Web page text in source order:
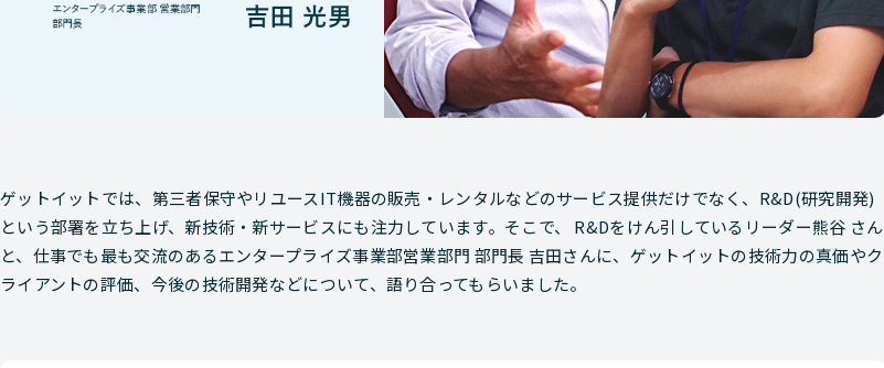
ゲットイットでは、第三者保守やリユースIT機器の販売・レンタルなどのサービス提供だけでなく、R&D(研究開発)
という部署を立ち上げ、新技術・新サービスにも注力しています。そこで、 R&Dをけん引しているリーダー熊谷 さん
と、仕事でも最も交流のあるエンタープライズ事業部営業部門 部門長 吉田さんに、ゲットイットの技術力の真価やク
ライアントの評価、今後の技術開発などについて、語り合ってもらいました。